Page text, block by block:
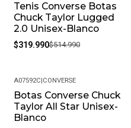
-38%
Tenis Converse Botas
Chuck Taylor Lugged
2.0 Unisex-Blanco
$319.990$514.990
A07592C|CONVERSE
Botas Converse Chuck
Taylor All Star Unisex-
Blanco